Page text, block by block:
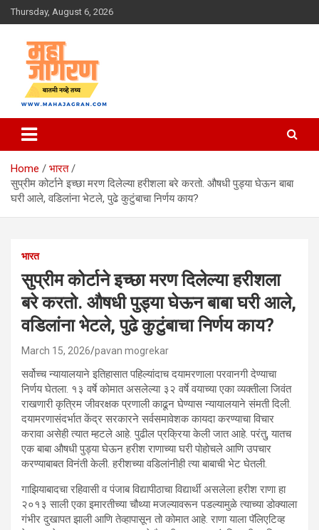
Skip
to
Thursday, August 6, 2026
महा जागरण
Home
भारत
सुप्रीम कोर्टाने इच्छा मरण दिलेल्या हरीशला बरे करतो. औषधी पुड्या घेऊन बाबा
घरी आले, वडिलांना भेटले, पुढे कुटुंबाचा निर्णय काय?
भारत
सुप्रीम कोर्टाने इच्छा मरण दिलेल्या हरीशला
बरे करतो. औषधी पुड्या घेऊन बाबा घरी आले,
वडिलांना भेटले, पुढे कुटुंबाचा निर्णय काय?
March 15, 2026 pavan mogrekar
सर्वोच्च न्यायालयाने इतिहासात पहिल्यांदाच दयामरणाला परवानगी देण्याचा
निर्णय घेतला. १३ वर्षे कोमात असलेल्या ३२ वर्षे वयाच्या एका व्यक्तीला जिवंत
राखणारी कृत्रिम जीवरक्षक प्रणाली काढून घेण्यास न्यायालयाने संमती दिली.
दयामरणासंदर्भात केंद्र सरकारने सर्वसमावेशक कायदा करण्याचा विचार
करावा असेही त्यात म्हटले आहे. पुढील प्रक्रिया केली जात आहे. परंतु, यातच
एक बाबा औषधी पुड्या घेऊन हरीश राणाच्या घरी पोहोचले आणि उपचार
करण्याबाबत विनंती केली. हरीशच्या वडिलांनीही त्या बाबाची भेट घेतली.
गाझियाबादचा रहिवासी व पंजाब विद्यापीठाचा विद्यार्थी असलेला हरीश राणा हा
२०१३ साली एका इमारतीच्या चौथ्या मजल्यावरून पडल्यामुळे त्याच्या डोक्याला
गंभीर दुखापत झाली आणि तेव्हापासून तो कोमात आहे. राणा याला पॅलिएटिव्ह